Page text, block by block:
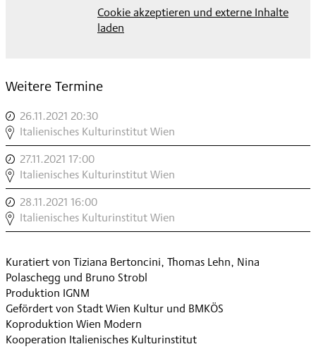
Cookie akzeptieren und externe Inhalte
laden
Weitere Termine
26.11.2021 20:30
COMPROVISE
[#3]
2
,
Italienisches Kulturinstitut Wien
27.11.2021 17:00
COMPROVISE
[#3]
3
,
Italienisches Kulturinstitut Wien
28.11.2021 16:00
COMPROVISE
[#3]
,
Italienisches Kulturinstitut Wien
Kuratiert von Tiziana Bertoncini, Thomas Lehn, Nina
Polaschegg und Bruno Strobl
Produktion IGNM
Gefördert von Stadt Wien Kultur und BMKÖS
Koproduktion Wien Modern
Kooperation Italienisches Kulturinstitut